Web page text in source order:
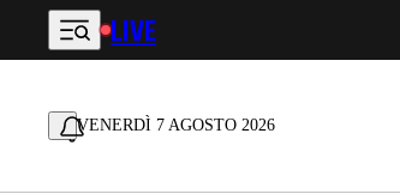
Vai al contenuto principale
LIVE
VENERDÌ 7 AGOSTO 2026